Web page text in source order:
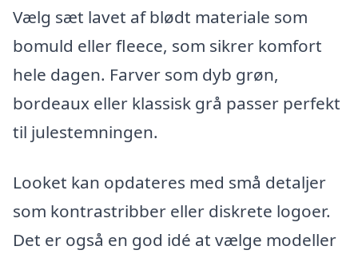
Vælg sæt lavet af blødt materiale som
bomuld eller fleece, som sikrer komfort
hele dagen. Farver som dyb grøn,
bordeaux eller klassisk grå passer perfekt
til julestemningen.
Looket kan opdateres med små detaljer
som kontrastribber eller diskrete logoer.
Det er også en god idé at vælge modeller